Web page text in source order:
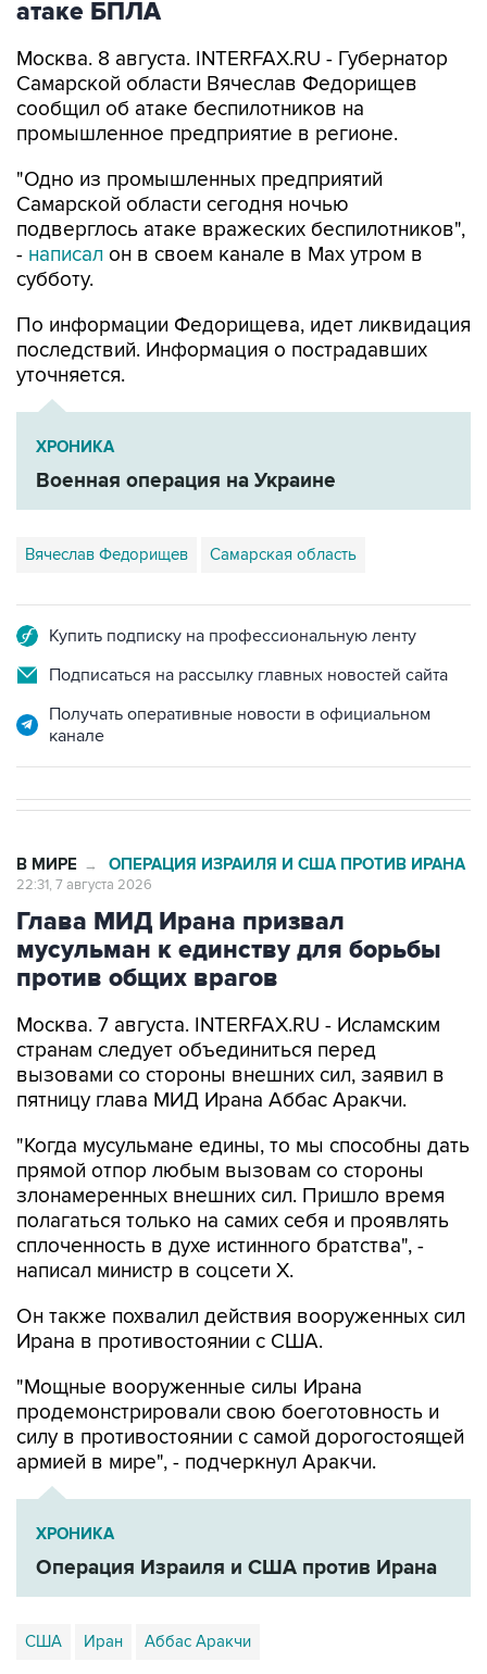
Москва. 8 августа. INTERFAX.RU - Губернатор
сообщил об атаке беспилотников на
промышленное предприятие в регионе.
"Одно из промышленных предприятий
подверглось атаке вражеских беспилотников",
-написалон в своем канале в Max утром в
субботу.
По информации Федорищева, идет ликвидация
уточняется.
ХРОНИКА
Военная операция на Украине
Вячеслав Федорищев Самарская область
Подписаться на рассылку главных новостей сайта
Получать оперативные новости в официальном
Глава МИД Ирана призвал
мусульман к единству для борьбы
против общих врагов
Москва. 7 августа. INTERFAX.RU - Исламским
вызовами со стороны внешних сил, заявил в
пятницу глава МИД Ирана Аббас Аракчи.
"Когда мусульмане едины, то мы способны дать
злонамеренных внешних сил. Пришло время
полагаться только на самих себя и проявлять
сплоченность в духе истинного братства", -
написал министр в соцсети Х.
Он также похвалил действия вооруженных сил
"Мощные вооруженные силы Ирана
силу в противостоянии с самой дорогостоящей
армией в мире", - подчеркнул Аракчи.
ХРОНИКА
Операция Израиля и США против Ирана
США Иран Аббас Аракчи